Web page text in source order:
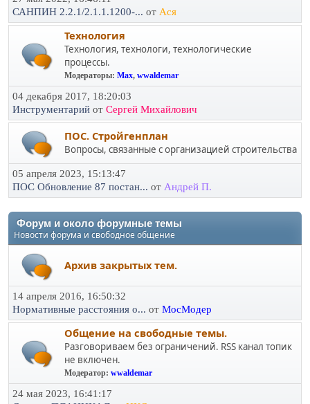
САНПИН 2.2.1/2.1.1.1200-... от Ася
Технология
Технология, технологи, технологические
процессы.
Модераторы: Max, wwaldemar
04 декабря 2017, 18:20:03
Инструментарий от Сергей Михайлович
ПОС. Стройгенплан
Вопросы, связанные с организацией строительства
05 апреля 2023, 15:13:47
ПОС Обновление 87 постан... от Андрей П.
Форум и около форумные темы
Новости форума и свободное общение
Архив закрытых тем.
14 апреля 2016, 16:50:32
Нормативные расстояния о... от МосМодер
Общение на свободные темы.
Разговориваем без ограничений. RSS канал топик
не включен.
Модератор: wwaldemar
24 мая 2023, 16:41:17